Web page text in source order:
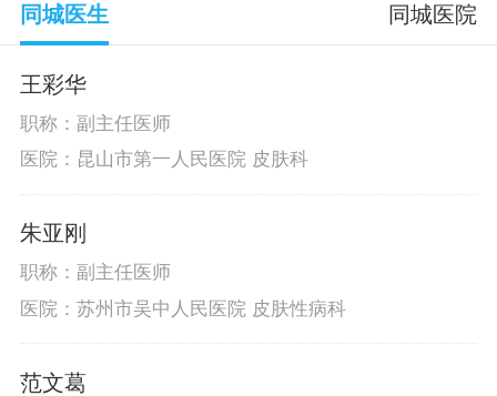
同城医生 同城医院
王彩华
职称：副主任医师
医院：昆山市第一人民医院 皮肤科
朱亚刚
职称：副主任医师
医院：苏州市吴中人民医院 皮肤性病科
范文葛